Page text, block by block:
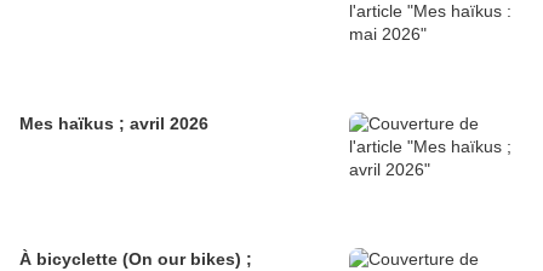
Mes haïkus ; avril 2026
À bicyclette (On our bikes) ;